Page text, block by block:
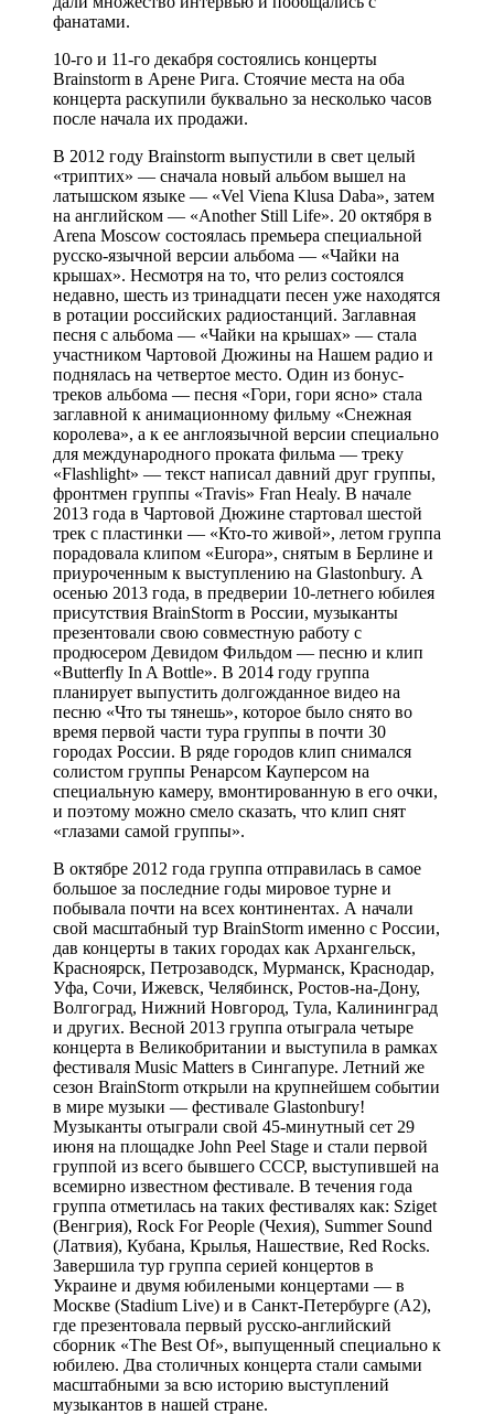
фанатами.
10-го и 11-го декабря состоялись концерты
Brainstorm в Арене Рига. Стоячие места на оба
концерта раскупили буквально за несколько часов
после начала их продажи.
В 2012 году Brainstorm выпустили в свет целый
«триптих» — сначала новый альбом вышел на
латышском языке — «Vel Viena Klusa Daba», затем
на английском — «Another Still Life». 20 октября в
Arena Moscow состоялась премьера специальной
русско-язычной версии альбома — «Чайки на
крышах». Несмотря на то, что релиз состоялся
недавно, шесть из тринадцати песен уже находятся
в ротации российских радиостанций. Заглавная
песня с альбома — «Чайки на крышах» — стала
участником Чартовой Дюжины на Нашем радио и
поднялась на четвертое место. Один из бонус-
треков альбома — песня «Гори, гори ясно» стала
заглавной к анимационному фильму «Снежная
королева», а к ее англоязычной версии специально
для международного проката фильма — треку
«Flashlight» — текст написал давний друг группы,
фронтмен группы «Travis» Fran Healy. В начале
2013 года в Чартовой Дюжине стартовал шестой
трек с пластинки — «Кто-то живой», летом группа
порадовала клипом «Europa», снятым в Берлине и
приуроченным к выступлению на Glastonbury. А
осенью 2013 года, в предверии 10-летнего юбилея
присутствия BrainStorm в России, музыканты
презентовали свою совместную работу с
продюсером Девидом Фильдом — песню и клип
«Butterfly In A Bottle». В 2014 году группа
планирует выпустить долгожданное видео на
песню «Что ты тянешь», которое было снято во
время первой части тура группы в почти 30
городах России. В ряде городов клип снимался
солистом группы Ренарсом Кауперсом на
специальную камеру, вмонтированную в его очки,
и поэтому можно смело сказать, что клип снят
«глазами самой группы».
В октябре 2012 года группа отправилась в самое
большое за последние годы мировое турне и
побывала почти на всех континентах. А начали
свой масштабный тур BrainStorm именно с России,
дав концерты в таких городах как Архангельск,
Красноярск, Петрозаводск, Мурманск, Краснодар,
Уфа, Сочи, Ижевск, Челябинск, Ростов-на-Дону,
Волгоград, Нижний Новгород, Тула, Калининград
и других. Весной 2013 группа отыграла четыре
концерта в Великобритании и выступила в рамках
фестиваля Music Matters в Сингапуре. Летний же
сезон BrainStorm открыли на крупнейшем событии
в мире музыки — фестивале Glastonbury!
Музыканты отыграли свой 45-минутный сет 29
июня на площадке John Peel Stage и стали первой
группой из всего бывшего СССР, выступившей на
всемирно известном фестивале. В течения года
группа отметилась на таких фестивалях как: Sziget
(Венгрия), Rock For People (Чехия), Summer Sound
(Латвия), Кубана, Крылья, Нашествие, Red Rocks.
Завершила тур группа серией концертов в
Украине и двумя юбилеными концертами — в
Москве (Stadium Live) и в Санкт-Петербурге (А2),
где презентовала первый русско-английский
сборник «The Best Of», выпущенный специально к
юбилею. Два столичных концерта стали самыми
масштабными за всю историю выступлений
музыкантов в нашей стране.